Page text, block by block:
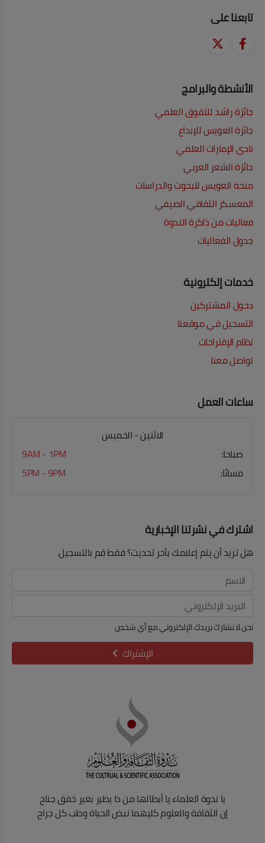
تابعنا على
الأنشطة والبرامج
جائزة راشد للتفوق العلمي
جائزة العويس للإبداع
نادي الإمارات العلمي
جائزة الشعر العربي
منحة العويس للبحوث والدراسات
المعسكر الثقافي الصيفي
فعاليات من ذاكرة الندوة
جدول الفعاليات
خدمات إلكترونية
دخول المشتركين
التسجيل في موقعنا
نظام الإقتراحات
تواصل معنا
ساعات العمل
الاثنين - الخميس
صباحا:
9AM - 1PM
مسائا:
5PM - 9PM
اشترك في نشرتنا الإخبارية
هل تريد أن يتم إعلامك بآخر تحديث؟ فقط قم بالتسجيل.
نحن لا نشارك بريدك الإلكتروني مع أي شخص
الإشتراك
يا ندوة العلماء يا أبطالها من ذا يطير بغير خفق جناح
إن الثقافة والعلوم كليهما نبض الحياة وطب كل جراح